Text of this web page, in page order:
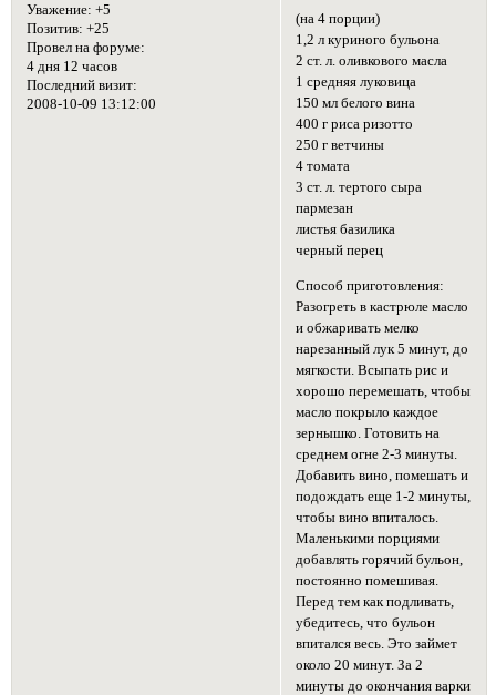
Уважение: +5
Позитив: +25
Провел на форуме:
4 дня 12 часов
Последний визит:
2008-10-09 13:12:00
(на 4 порции)
1,2 л куриного бульона
2 ст. л. оливкового масла
1 средняя луковица
150 мл белого вина
400 г риса ризотто
250 г ветчины
4 томата
3 ст. л. тертого сыра
пармезан
листья базилика
черный перец
Способ приготовления:
Разогреть в кастрюле масло
и обжаривать мелко
нарезанный лук 5 минут, до
мягкости. Всыпать рис и
хорошо перемешать, чтобы
масло покрыло каждое
зернышко. Готовить на
среднем огне 2-3 минуты.
Добавить вино, помешать и
подождать еще 1-2 минуты,
чтобы вино впиталось.
Маленькими порциями
добавлять горячий бульон,
постоянно помешивая.
Перед тем как подливать,
убедитесь, что бульон
впитался весь. Это займет
около 20 минут. За 2
минуты до окончания варки